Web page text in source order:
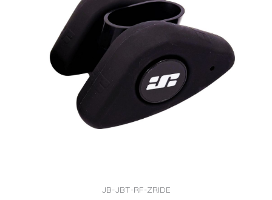
JB-JBT-RF-ZRIDE